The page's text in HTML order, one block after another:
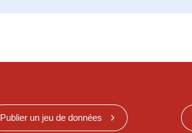
Publier un jeu de données